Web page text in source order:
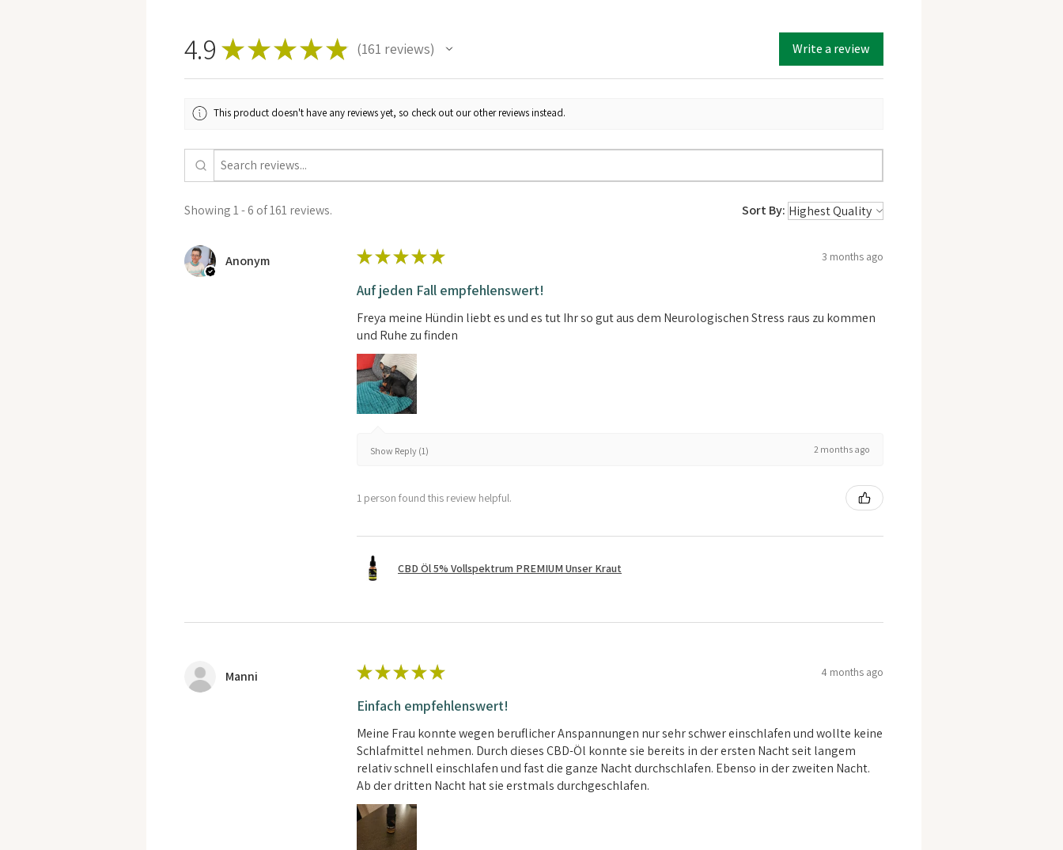
3 Seeds
4.9 ★★★★★ 161 reviews
161 Write a review
This product doesn't have any reviews yet, so check out our other reviews instead.
Showing 1 - 6 of 161 reviews. Sort By:
Anonym ★★★★★ 3 months ago
Auf jeden Fall empfehlenswert!
Freya meine Hündin liebt es und es tut Ihr so gut aus dem Neurologischen Stress raus zu kommen
und Ruhe zu finden
Show Reply (1) 2 months ago
1 person found this review helpful.
CBD Öl 5% Vollspektrum PREMIUM Unser Kraut
Manni ★★★★★ 4 months ago
Einfach empfehlenswert!
Meine Frau konnte wegen beruflicher Anspannungen nur sehr schwer einschlafen und wollte keine
Schlafmittel nehmen. Durch dieses CBD-Öl konnte sie bereits in der ersten Nacht seit langem
relativ schnell einschlafen und fast die ganze Nacht durchschlafen. Ebenso in der zweiten Nacht.
Ab der dritten Nacht hat sie erstmals durchgeschlafen.